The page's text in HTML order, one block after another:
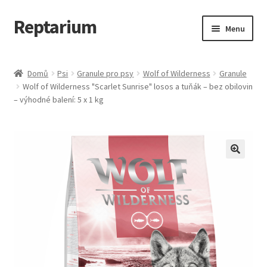
Přeskočit
na
Přejít
k
webu
Reptarium Menu
Košík
Vše pro kočky
Domů Psi Granule pro psy Wolf of Wilderness
Granule
Wolf of Wilderness "Scarlet Sunrise" losos a tuňák – bez obilovin
– výhodné balení: 5 x 1 kg